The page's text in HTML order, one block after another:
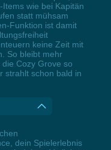
wie bei Kapitän
statt mühsam
Funktion ist damit
keine Zeit mit
So bleibt mehr
Cozy Grove so
strahlt schon bald in
dein Spielerlebnis